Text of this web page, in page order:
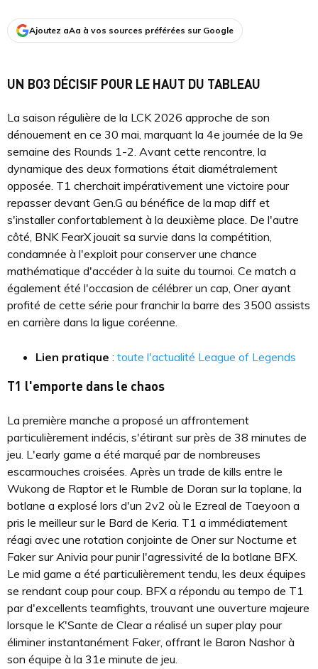
Ajoutez aAa à vos sources préférées sur Google
UN BO3 DÉCISIF POUR LE HAUT DU TABLEAU
La saison régulière de la LCK 2026 approche de son
dénouement en ce 30 mai, marquant la 4e journée de la 9e
semaine des Rounds 1-2. Avant cette rencontre, la
dynamique des deux formations était diamétralement
opposée. T1 cherchait impérativement une victoire pour
repasser devant Gen.G au bénéfice de la map diff et
s'installer confortablement à la deuxième place. De l'autre
côté, BNK FearX jouait sa survie dans la compétition,
condamnée à l'exploit pour conserver une chance
mathématique d'accéder à la suite du tournoi. Ce match a
également été l'occasion de célébrer un cap, Oner ayant
profité de cette série pour franchir la barre des 3500 assists
en carrière dans la ligue coréenne.
Lien pratique : toute l'actualité League of Legends
T1 l'emporte dans le chaos
La première manche a proposé un affrontement
particulièrement indécis, s'étirant sur près de 38 minutes de
jeu. L'early game a été marqué par de nombreuses
escarmouches croisées. Après un trade de kills entre le
Wukong de Raptor et le Rumble de Doran sur la toplane, la
botlane a explosé lors d'un 2v2 où le Ezreal de Taeyoon a
pris le meilleur sur le Bard de Keria. T1 a immédiatement
réagi avec une rotation conjointe de Oner sur Nocturne et
Faker sur Anivia pour punir l'agressivité de la botlane BFX.
Le mid game a été particulièrement tendu, les deux équipes
se rendant coup pour coup. BFX a répondu au tempo de T1
par d'excellents teamfights, trouvant une ouverture majeure
lorsque le K'Sante de Clear a réalisé un super play pour
éliminer instantanément Faker, offrant le Baron Nashor à
son équipe à la 31e minute de jeu.